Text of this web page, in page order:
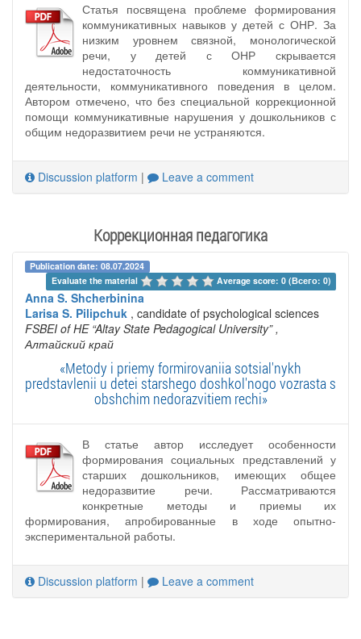
Статья посвящена проблеме формирования
коммуникативных навыков у детей с ОНР. За
низким уровнем связной, монологической
речи, у детей с ОНР скрывается
недостаточность коммуникативной
деятельности, коммуникативного поведения в целом.
Автором отмечено, что без специальной коррекционной
помощи коммуникативные нарушения у дошкольников с
общим недоразвитием речи не устраняются.
Discussion platform | Leave a comment
Коррекционная педагогика
Publication date: 08.07.2024
Evaluate the material
Average score: 0 (Всего: 0)
Anna S. Shcherbinina
Larisa S. Pilipchuk , candidate of psychological sciences
FSBEI of HE “Altay State Pedagogical University” ,
Алтайский край
«Metody i priemy formirovaniia sotsial'nykh
predstavlenii u detei starshego doshkol'nogo vozrasta s
obshchim nedorazvitiem rechi»
В статье автор исследует особенности
формирования социальных представлений у
старших дошкольников, имеющих общее
недоразвитие речи. Рассматриваются
конкретные методы и приемы их
формирования, апробированные в ходе опытно-
экспериментальной работы.
Discussion platform | Leave a comment